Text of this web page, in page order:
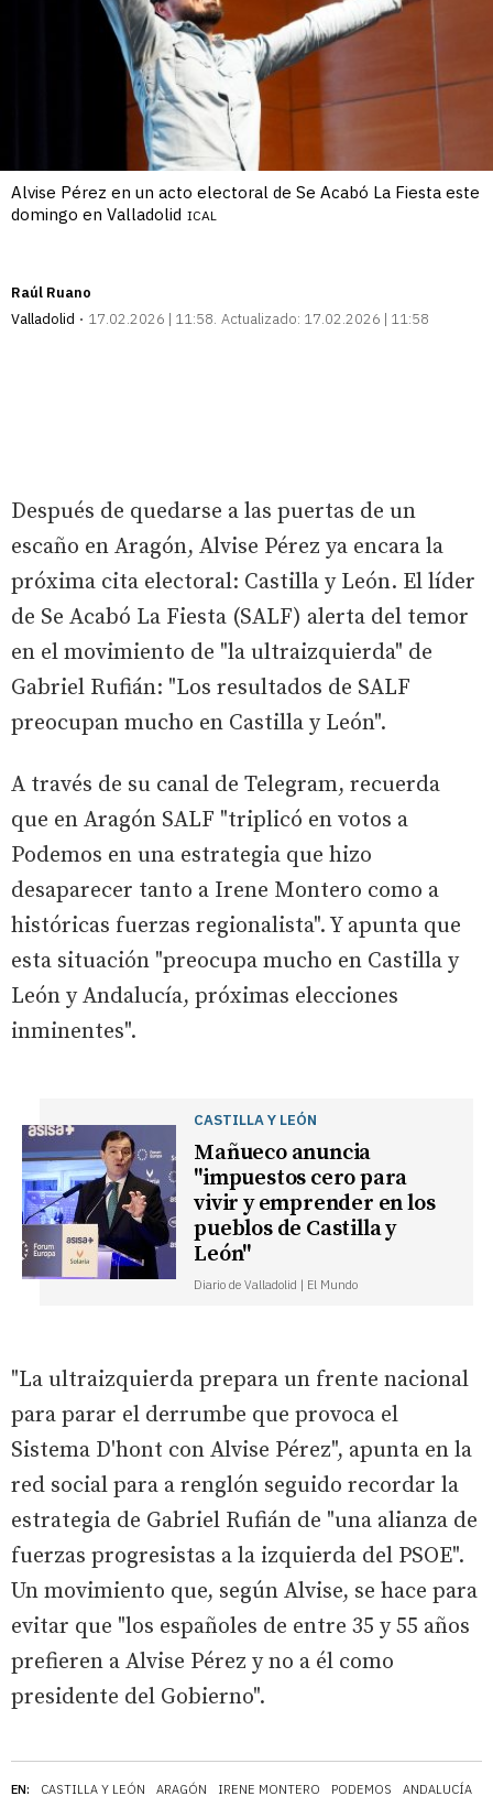
Alvise Pérez en un acto electoral de Se Acabó La Fiesta este
domingo en Valladolid ICAL
Raúl Ruano
Valladolid
17.02.2026 | 11:58 Actualizado: 17.02.2026 | 11:58
EN: CASTILLA Y LEÓN ARAGÓN IRENE MONTERO PODEMOS ANDALUCÍA
Después de quedarse a las puertas de un
escaño en Aragón, Alvise Pérez ya encara la
próxima cita electoral: Castilla y León. El líder
de Se Acabó La Fiesta (SALF) alerta del temor
en el movimiento de "la ultraizquierda" de
Gabriel Rufián: "Los resultados de SALF
preocupan mucho en Castilla y León".
A través de su canal de Telegram, recuerda
que en Aragón SALF "triplicó en votos a
Podemos en una estrategia que hizo
desaparecer tanto a Irene Montero como a
históricas fuerzas regionalista". Y apunta que
esta situación "preocupa mucho en Castilla y
León y Andalucía, próximas elecciones
inminentes".
CASTILLA Y LEÓN
Mañueco anuncia
"impuestos cero para
vivir y emprender en los
pueblos de Castilla y
León"
Diario de Valladolid | El Mundo
"La ultraizquierda prepara un frente nacional
para parar el derrumbe que provoca el
Sistema D'hont con Alvise Pérez", apunta en la
red social para a renglón seguido recordar la
estrategia de Gabriel Rufián de "una alianza de
fuerzas progresistas a la izquierda del PSOE".
Un movimiento que, según Alvise, se hace para
evitar que "los españoles de entre 35 y 55 años
prefieren a Alvise Pérez y no a él como
presidente del Gobierno".